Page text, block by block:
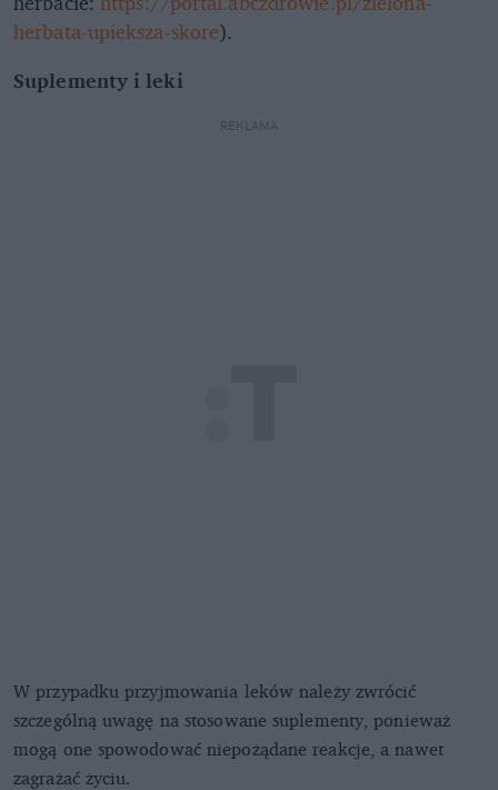
herbata-upieksza-skore).
Suplementy i leki
REKLAMA
W przypadku przyjmowania leków należy zwrócić
szczególną uwagę na stosowane suplementy, ponieważ
mogą one spowodować niepożądane reakcje, a nawet
zagrażać życiu.